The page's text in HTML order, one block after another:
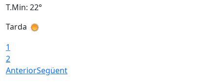
T.Min: 22°
Tarda
1
2
AnteriorSegüent